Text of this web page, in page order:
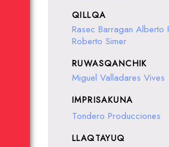
QILLQA
Rasec Barragan Alberto
Roberto Simer
RUWASQANCHIK
Miguel Valladares Vives
IMPRISAKUNA
Tondero Producciones
LLAQTAYUQ